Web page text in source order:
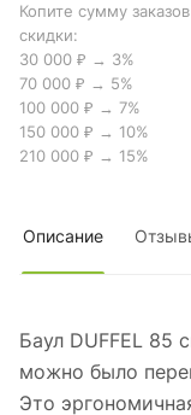
Копите сумму
скидки:
30 000 ₽ → 3%
70 000 ₽ → 5%
100 000 ₽ → 7%
150 000 ₽ → 10%
210 000 ₽ → 15%
Описание
Баул DUFFEL 85
можно было
Это